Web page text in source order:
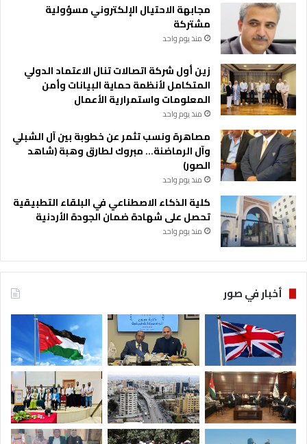
مجابهة الاحتيال الإلكتروني مسؤولية
مشتركة
منذ يوم واحد
زين أول شركة اتصالات تنال الاعتماد الدولي
المتكامل لأنظمة حماية البيانات وأمن
المعلومات واستمرارية الأعمال
منذ يوم واحد
مصاهرة ونسب تثمر عن خطوبة بين آل الشبلي
وآل الرماضنة… مبروك لطارق وهبة (شاهد
الصور)
منذ يوم واحد
كلية الذكاء الاصطناعي في البلقاء التطبيقية
تحصل على شهادة ضمان الجودة الأردنية
منذ يوم واحد
أخبار في صور